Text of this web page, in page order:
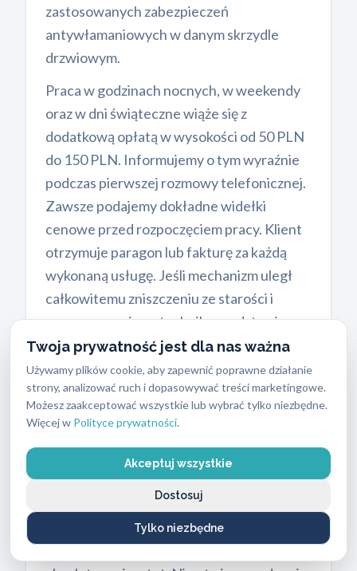
Twoja prywatność jest dla nas ważna
Używamy plików cookie, aby zapewnić poprawne działanie
strony, analizować ruch i dopasowywać treści marketingowe.
Możesz zaakceptować wszystkie lub wybrać tylko niezbędne.
Więcej w Polityce prywatności.
Akceptuj wszystkie
Tylko niezbędne
Dostosuj
zastosowanych zabezpieczeń
antywłamaniowych w danym skrzydle
drzwiowym.
Praca w godzinach nocnych, w weekendy
oraz w dni świąteczne wiąże się z
dodatkową opłatą w wysokości od 50 PLN
do 150 PLN. Informujemy o tym wyraźnie
podczas pierwszej rozmowy telefonicznej.
Zawsze podajemy dokładne widełki
cenowe przed rozpoczęciem pracy. Klient
otrzymuje paragon lub fakturę za każdą
wykonaną usługę. Jeśli mechanizm uległ
całkowitemu zniszczeniu ze starości i
wymaga wymiany, technik przedstawi
kosztorys nowych części. Posiadamy w
ofercie nowoczesnezamki do drzwiw
różnych przedziałach cenowych,
dopasowane do każdego budżetu.
Jak weryfikujemy prawo do
lokalu przed otwarciem drzwi?
Bezpieczeństwo naszych klientów to